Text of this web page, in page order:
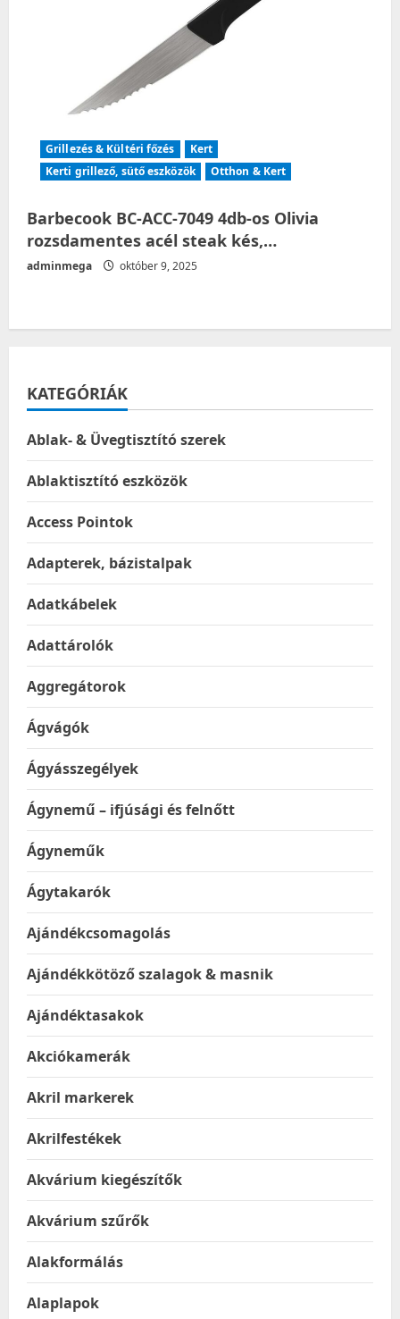
Grillezés & Kültéri főzés
Kert
Kerti grillező, sütő eszközök
Otthon & Kert
Barbecook BC-ACC-7049 4db-os Olivia
rozsdamentes acél steak kés,…
adminmega október 9, 2025
KATEGÓRIÁK
Ablak- & Üvegtisztító szerek
Ablaktisztító eszközök
Access Pointok
Adapterek, bázistalpak
Adatkábelek
Adattárolók
Aggregátorok
Ágvágók
Ágyásszegélyek
Ágynemű – ifjúsági és felnőtt
Ágyneműk
Ágytakarók
Ajándékcsomagolás
Ajándékkötöző szalagok & masnik
Ajándéktasakok
Akciókamerák
Akril markerek
Akrilfestékek
Akvárium kiegészítők
Akvárium szűrők
Alakformálás
Alaplapok